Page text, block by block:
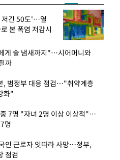
저긴 50도'…열
본 폭염 저감시
게 술 냄새까지"…시어머니와
까
, 범정부 대응 점검…"취약계층
화"
7명 "자녀 2명 이상 이상적"…
명
인 근로자 잇따라 사망…정부,
점검